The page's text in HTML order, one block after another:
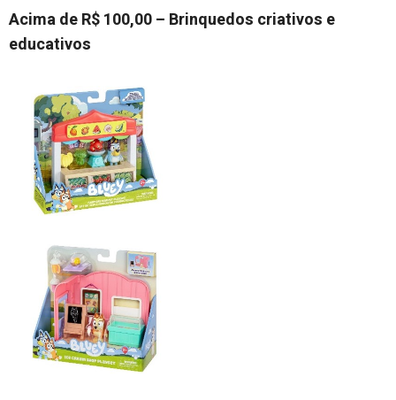
Acima de R$ 100,00 – Brinquedos criativos e
educativos